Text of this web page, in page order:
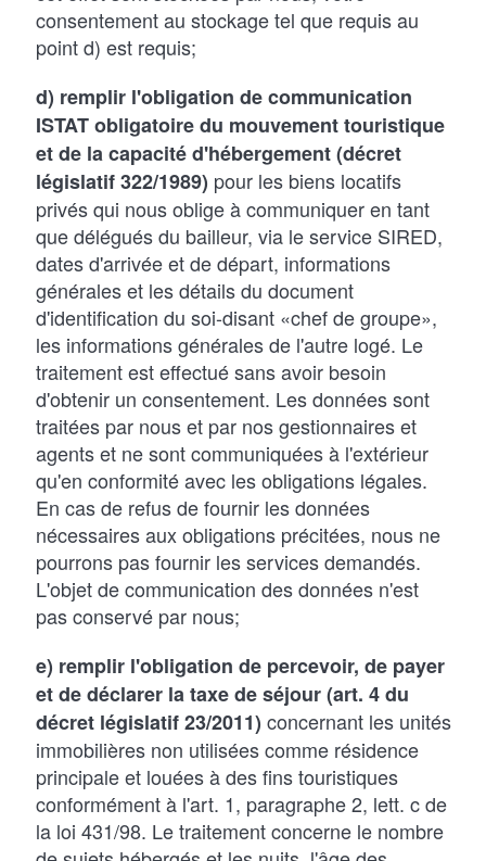
consentement au stockage tel que requis au
point d) est requis;
d) remplir l'obligation de communication
ISTAT obligatoire du mouvement touristique
et de la capacité d'hébergement (décret
législatif 322/1989) pour les biens locatifs
privés qui nous oblige à communiquer en tant
que délégués du bailleur, via le service SIRED,
dates d'arrivée et de départ, informations
générales et les détails du document
d'identification du soi-disant «chef de groupe»,
les informations générales de l'autre logé. Le
traitement est effectué sans avoir besoin
d'obtenir un consentement. Les données sont
traitées par nous et par nos gestionnaires et
agents et ne sont communiquées à l'extérieur
qu'en conformité avec les obligations légales.
En cas de refus de fournir les données
nécessaires aux obligations précitées, nous ne
pourrons pas fournir les services demandés.
L'objet de communication des données n'est
pas conservé par nous;
e) remplir l'obligation de percevoir, de payer
et de déclarer la taxe de séjour (art. 4 du
décret législatif 23/2011) concernant les unités
immobilières non utilisées comme résidence
principale et louées à des fins touristiques
conformément à l'art. 1, paragraphe 2, lett. c de
la loi 431/98. Le traitement concerne le nombre